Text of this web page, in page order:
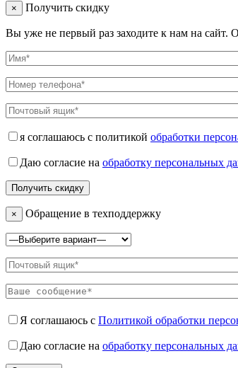
× Получить скидку
Вы уже не первый раз заходите к нам на
я соглашаюсь с политикой обработки
Даю согласие на обработку персональных
× Обращение в техподдержку
Я соглашаюсь с Политикой обработки
Даю согласие на обработку персональных